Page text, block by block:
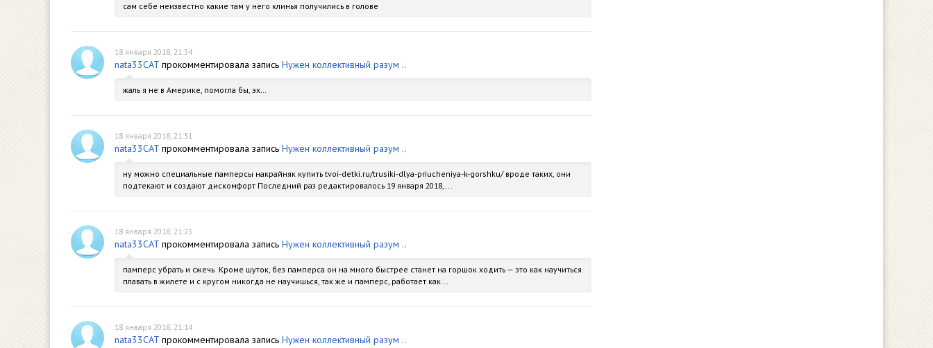
сам себе неизвестно какие там у него клинья получились в голове
18 января 2018, 21:34
nata33CAT прокомментировала запись Нужен коллективный разум ..
жаль я не в Америке, помогла бы, эх…
18 января 2018, 21:31
nata33CAT прокомментировала запись Нужен коллективный разум ..
ну можно специальные памперсы накрайняк купить tvoi-detki.ru/trusiki-dlya-priucheniya-k-gorshku/ вроде таких, они
подтекают и создают дискомфорт Последний раз редактировалось 19 января 2018,...
18 января 2018, 21:23
nata33CAT прокомментировала запись Нужен коллективный разум ..
памперс убрать и сжечь Кроме шуток, без памперса он на много быстрее станет на горшок ходить — это как научиться
плавать в жилете и с кругом никогда не научишься, так же и памперс, работает как...
18 января 2018, 21:14
nata33CAT прокомментировала запись Нужен коллективный разум ..